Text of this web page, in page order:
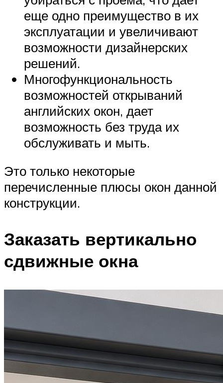
еще одно преимущество в их
эксплуатации и увеличивают
возможности дизайнерских
решений.
Многофункциональность
возможностей открываний
английских окон, дает
возможность без труда их
обслуживать и мыть.
Это только некоторые
перечисленные плюсы окон данной
конструкции.
Заказать вертикально
сдвижные окна